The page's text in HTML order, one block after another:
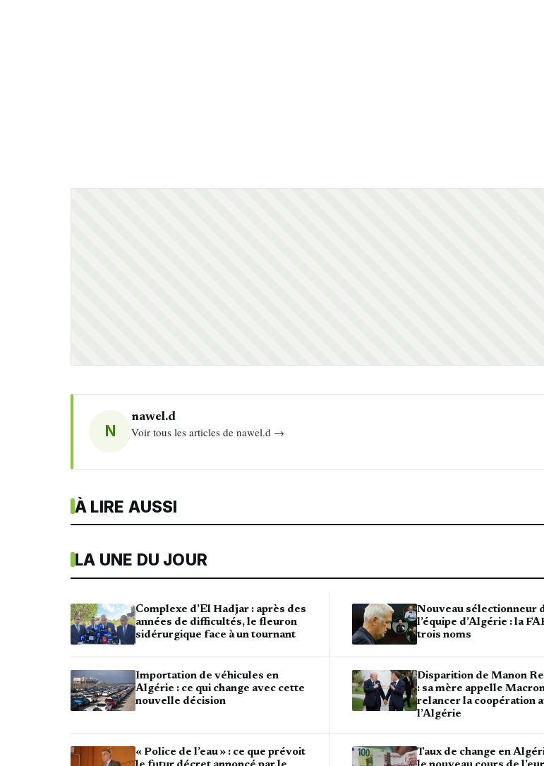
N
nawel.d
Voir tous les articles de nawel.d →
À LIRE AUSSI
LA UNE DU JOUR
Complexe d’El Hadjar : après des
années de difficultés, le fleuron
sidérurgique face à un tournant
Importation de véhicules en
Algérie : ce qui change avec cette
nouvelle décision
« Police de l’eau » : ce que prévoit
Nouveau sélectionneur
l’équipe d’Algérie : la
trois noms
Disparition de Manon
: sa mère appelle
relancer la coopération
l’Algérie
Taux de change en